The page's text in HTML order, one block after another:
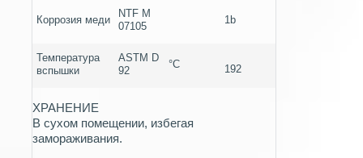
Коррозия меди
NTF M
07105
1b
Температура
вспышки
ASTM D
92
°C 192
ХРАНЕНИЕ
В сухом помещении, избегая
замораживания.